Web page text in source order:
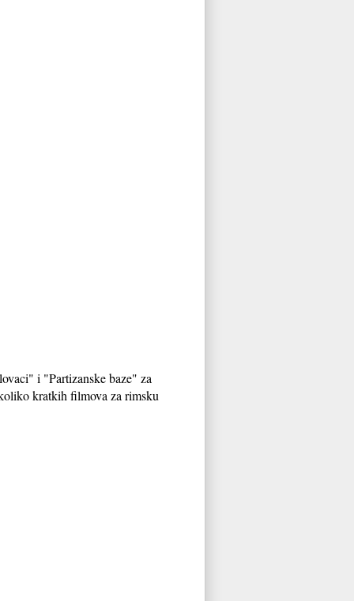
i "Partizanske baze" za
kratkih filmova za rimsku